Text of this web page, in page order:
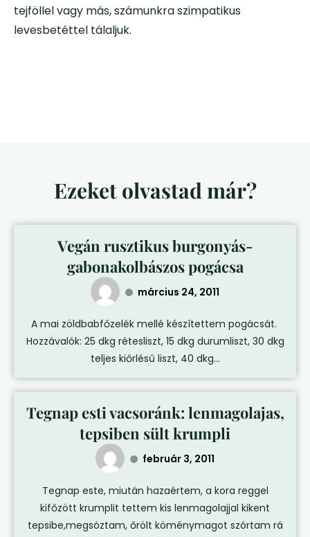
tejföllel vagy más, számunkra szimpatikus
levesbetéttel tálaljuk.
Ezeket olvastad már?
Vegán rusztikus burgonyás-
gabonakolbászos pogácsa
március 24, 2011
A mai zöldbabfőzelék mellé készítettem pogácsát.
Hozzávalók: 25 dkg rétesliszt, 15 dkg durumliszt, 30 dkg
teljes kiőrlésű liszt, 40 dkg...
Tegnap esti vacsoránk: lenmagolajas,
tepsiben sült krumpli
február 3, 2011
Tegnap este, miután hazaértem, a kora reggel
kifőzött krumplit tettem kis lenmagolajjal kikent
tepsibe,megsóztam, őrölt köménymagot szórtam rá